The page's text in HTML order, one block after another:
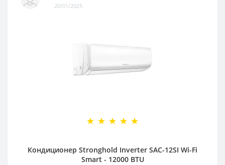
20/01/2025
Кондиционер Stronghold Inverter SAC-12SI Wi-Fi
Smart - 12000 BTU